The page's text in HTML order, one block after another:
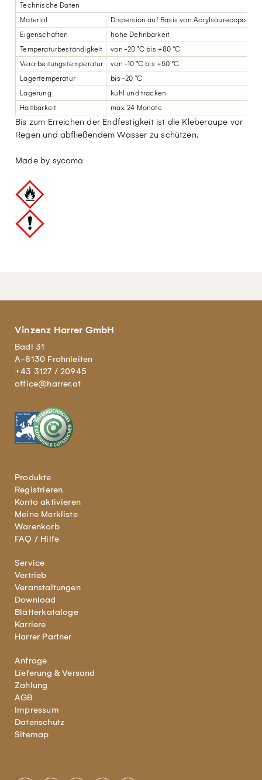
Technische Daten
Material
Dispersion auf Basis von
Eigenschaften
hohe Dehnbarkeit
Temperaturbeständigkeit
von -20 °C bis +80 °C
Verarbeitungstemperatur
von -10 °C bis +50 °C
Lagertemperatur
bis -20 °C
Lagerung
kühl und trocken
Haltbarkeit
max. 24 Monate
Bis zum Erreichen der Endfestigkeit ist die Kleberaupe vor
Regen und abfließendem Wasser zu schützen.
Made by sycoma
Vinzenz Harrer GmbH
Badl 31
A-8130 Frohnleiten
+43 3127 / 20945
office@harrer.at
Produkte
Registrieren
Konto aktivieren
Meine Merkliste
Warenkorb
FAQ / Hilfe
Service
Vertrieb
Veranstaltungen
Download
Blätterkataloge
Karriere
Harrer Partner
Anfrage
Lieferung & Versand
Zahlung
AGB
Impressum
Datenschutz
Sitemap